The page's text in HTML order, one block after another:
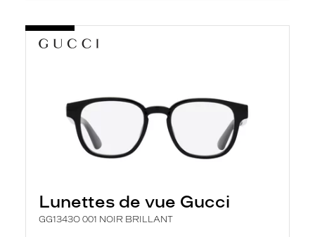
Lunettes de vue Gucci
GG1343O 001 NOIR BRILLANT